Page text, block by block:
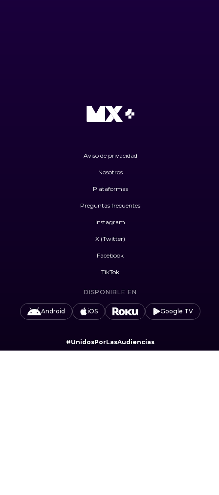
Aviso de privacidad
Nosotros
Plataformas
Preguntas frecuentes
Instagram
X (Twitter)
Facebook
TikTok
DISPONIBLE EN
Android iOS Google TV
#UnidosPorLasAudiencias